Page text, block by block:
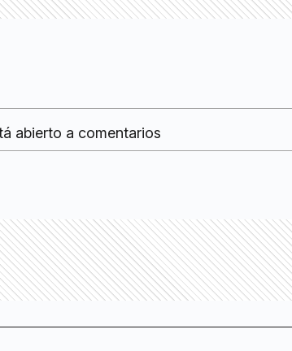
abierto a comentarios